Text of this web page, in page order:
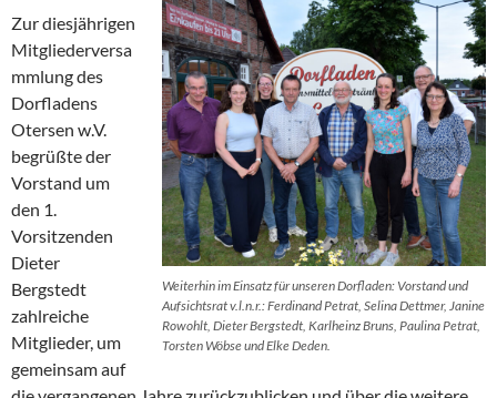
Weiterhin im Einsatz für unseren Dorfladen: Vorstand und
Aufsichtsrat v.l.n.r.: Ferdinand Petrat, Selina Dettmer, Janine
Rowohlt, Dieter Bergstedt, Karlheinz Bruns, Paulina Petrat,
Torsten Wöbse und Elke Deden.
Zur diesjährigen
Mitgliederversa
mmlung des
Dorfladens
Otersen w.V.
begrüßte der
Vorstand um
den 1.
Vorsitzenden
Dieter
Bergstedt
zahlreiche
Mitglieder, um
gemeinsam auf